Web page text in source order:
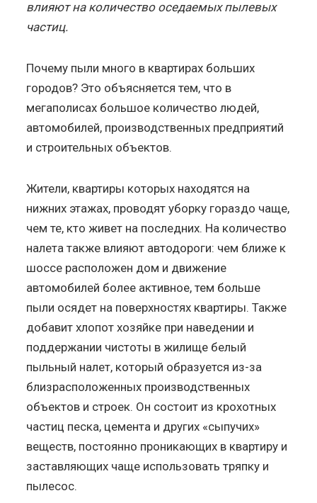
влияют на количество оседаемых пылевых
частиц.
Почему пыли много в квартирах больших
городов? Это объясняется тем, что в
мегаполисах большое количество людей,
автомобилей, производственных предприятий
и строительных объектов.
Жители, квартиры которых находятся на
нижних этажах, проводят уборку гораздо чаще,
чем те, кто живет на последних. На количество
налета также влияют автодороги: чем ближе к
шоссе расположен дом и движение
автомобилей более активное, тем больше
пыли осядет на поверхностях квартиры. Также
добавит хлопот хозяйке при наведении и
поддержании чистоты в жилище белый
пыльный налет, который образуется из-за
близрасположенных производственных
объектов и строек. Он состоит из крохотных
частиц песка, цемента и других «сыпучих»
веществ, постоянно проникающих в квартиру и
заставляющих чаще использовать тряпку и
пылесос.